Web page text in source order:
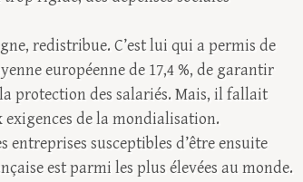
redistribue. C’est lui qui a permis de
européenne de 17,4 %, de garantir
protection des salariés. Mais, il fallait
exigences de la mondialisation.
entreprises susceptibles d’être ensuite
est parmi les plus élevées au monde.